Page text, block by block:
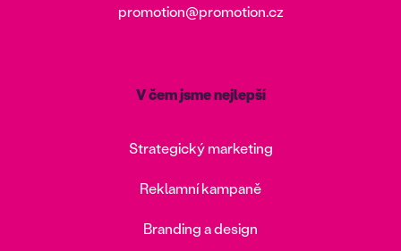
promotion@promotion.cz
V čem jsme nejlepší
Strategický marketing
Reklamní kampaně
Branding a design